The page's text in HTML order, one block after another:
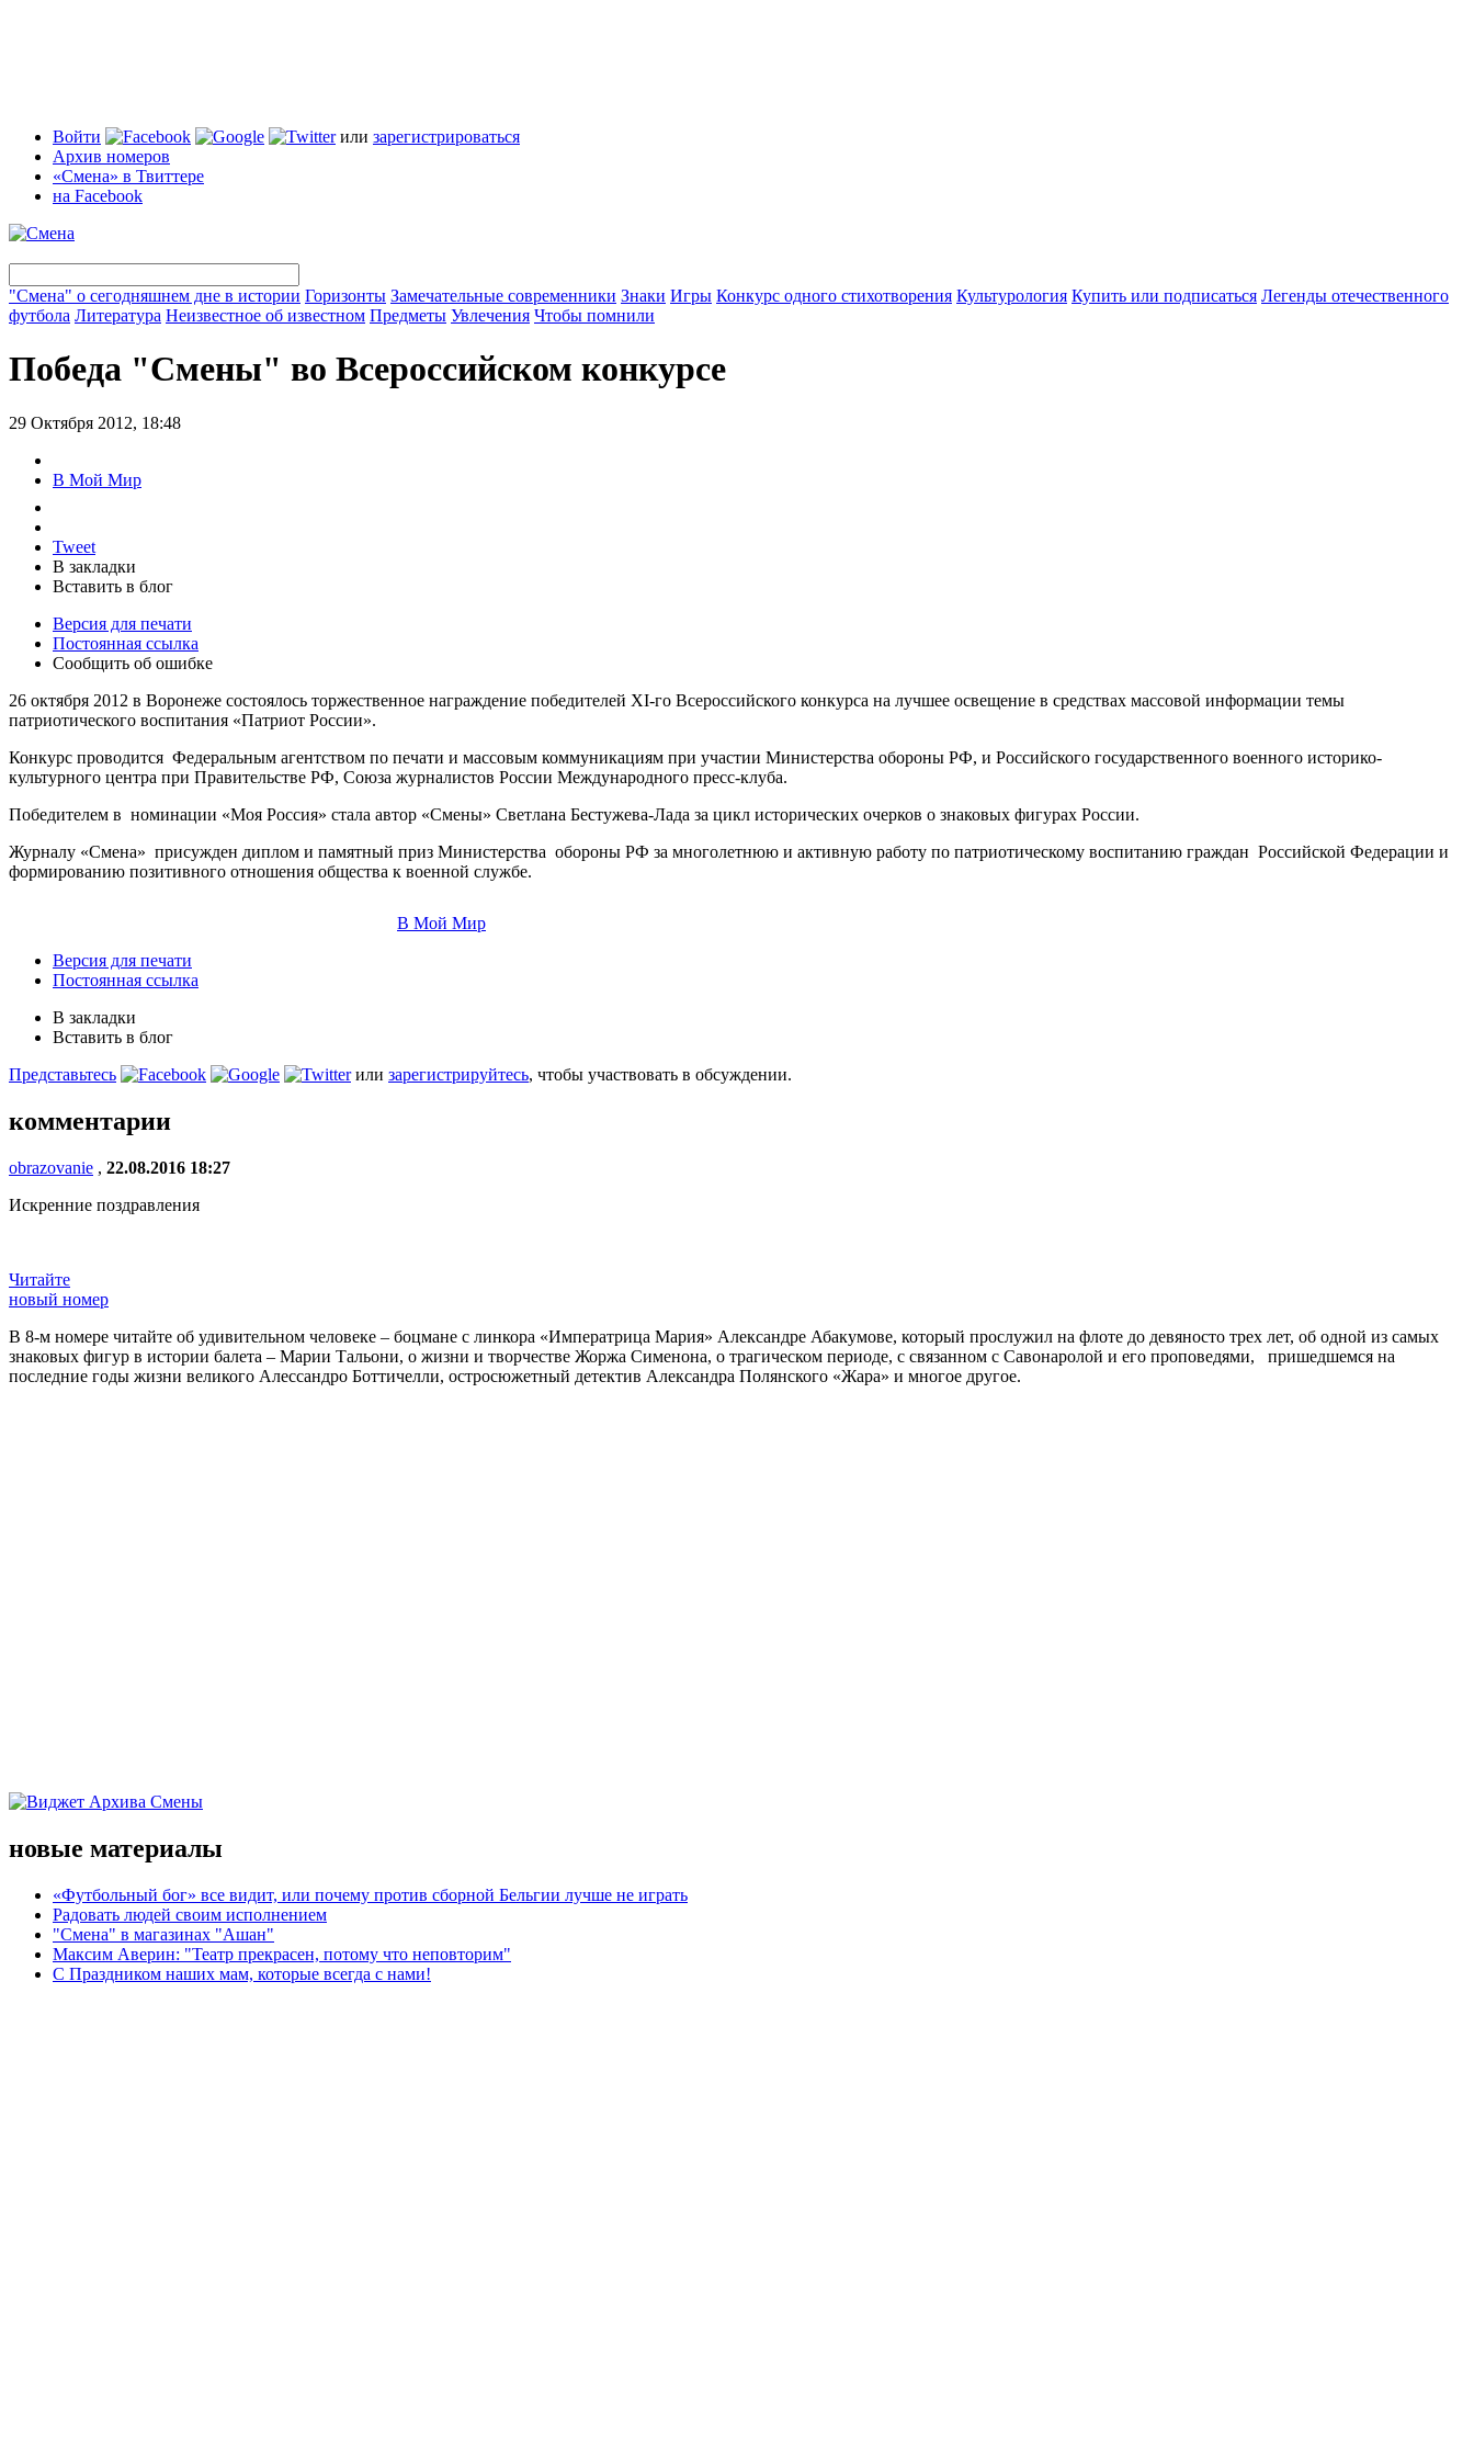
Войти или зарегистрироваться
Архив номеров
«Смена» в Твиттере
на Facebook
"Смена" о сегодняшнем дне в истории Горизонты Замечательные современники Знаки Игры Конкурс одного стихотворения Культурология Купить или подписаться Легенды отечественного
футбола Литература Неизвестное об известном Предметы Увлечения Чтобы помнили
Победа "Смены" во Всероссийском конкурсе
29 Октября 2012, 18:48
В Мой Мир
Tweet
В закладки
Вставить в блог
Версия для печати
Постоянная ссылка
Сообщить об ошибке
26 октября 2012 в Воронеже состоялось торжественное награждение победителей XI-го Всероссийского конкурса на лучшее освещение в средствах массовой информации темы
патриотического воспитания «Патриот России».
Конкурс проводится Федеральным агентством по печати и массовым коммуникациям при участии Министерства обороны РФ, и Российского государственного военного историко-
культурного центра при Правительстве РФ, Союза журналистов России Международного пресс-клуба.
Победителем в номинации «Моя Россия» стала автор «Смены» Светлана Бестужева-Лада за цикл исторических очерков о знаковых фигурах России.
Журналу «Смена» присужден диплом и памятный приз Министерства обороны РФ за многолетнюю и активную работу по патриотическому воспитанию граждан Российской Федерации и
формированию позитивного отношения общества к военной службе.
В Мой Мир
Версия для печати
Постоянная ссылка
В закладки
Вставить в блог
Представьтесь
или зарегистрируйтесь, чтобы участвовать в обсуждении.
комментарии
obrazovanie , 22.08.2016 18:27
Искренние поздравления
Читайте
новый номер
В 8-м номере читайте об удивительном человеке – боцмане с линкора «Императрица Мария» Александре Абакумове, который прослужил на флоте до девяносто трех лет, об одной из самых
знаковых фигур в истории балета – Марии Тальони, о жизни и творчестве Жоржа Сименона, о трагическом периоде, с связанном с Савонаролой и его проповедями, пришедшемся на
последние годы жизни великого Алессандро Боттичелли, остросюжетный детектив Александра Полянского «Жара» и многое другое.
новые материалы
«Футбольный бог» все видит, или почему против сборной Бельгии лучше не играть
Радовать людей своим исполнением
"Смена" в магазинах "Ашан"
Максим Аверин: "Театр прекрасен, потому что неповторим"
С Праздником наших мам, которые всегда с нами!